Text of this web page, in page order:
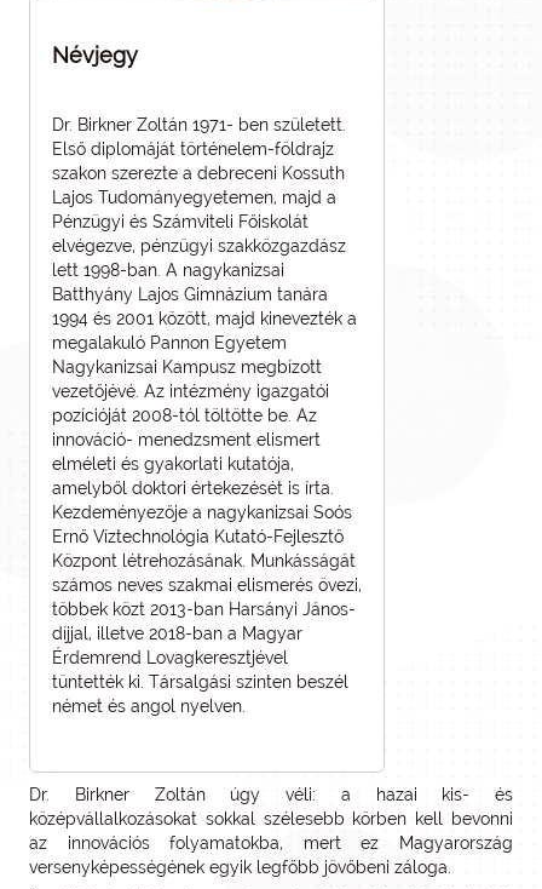
Névjegy
Dr. Birkner Zoltán 1971- ben született.
Első diplomáját történelem-földrajz
szakon szerezte a debreceni Kossuth
Lajos Tudományegyetemen, majd a
Pénzügyi és Számviteli Főiskolát
elvégezve, pénzügyi szakközgazdász
lett 1998-ban. A nagykanizsai
Batthyány Lajos Gimnázium tanára
1994 és 2001 között, majd kinevezték a
megalakuló Pannon Egyetem
Nagykanizsai Kampusz megbízott
vezetőjévé. Az intézmény igazgatói
pozícióját 2008-tól töltötte be. Az
innováció- menedzsment elismert
elméleti és gyakorlati kutatója,
amelyből doktori értekezését is írta.
Kezdeményezője a nagykanizsai Soós
Ernő Víztechnológia Kutató-Fejlesztő
Központ létrehozásának. Munkásságát
számos neves szakmai elismerés övezi,
többek közt 2013-ban Harsányi János-
díjjal, illetve 2018-ban a Magyar
Érdemrend Lovagkeresztjével
tüntették ki. Társalgási szinten beszél
német és angol nyelven.
Dr. Birkner Zoltán úgy véli: a hazai kis- és
középvállalkozásokat sokkal szélesebb körben kell bevonni
az innovációs folyamatokba, mert ez Magyarország
versenyképességének egyik legfőbb jövőbeni záloga.